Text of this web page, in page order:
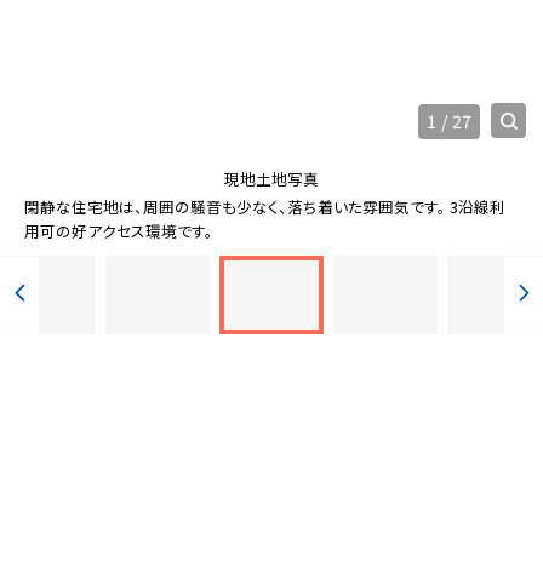
現地土地写真
閑静な住宅地は、周囲の騒音も少なく、落ち着いた雰囲気です。 3沿線利
用可の好アクセス環境です。
1 /27